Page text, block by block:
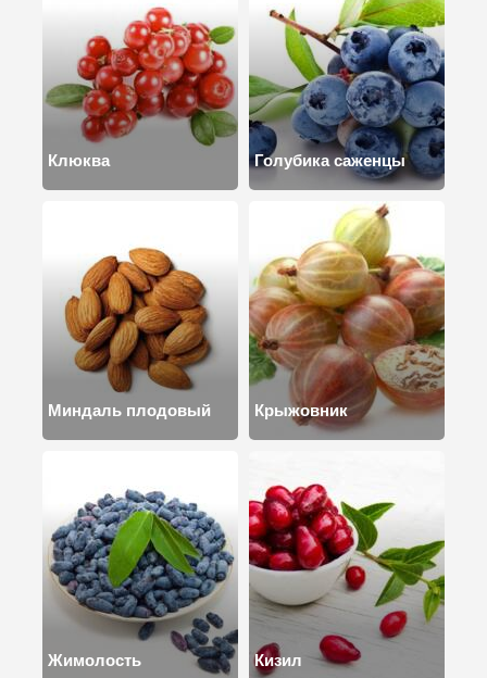
Клюква Голубика саженцы
Миндаль плодовый Крыжовник
Жимолость Кизил